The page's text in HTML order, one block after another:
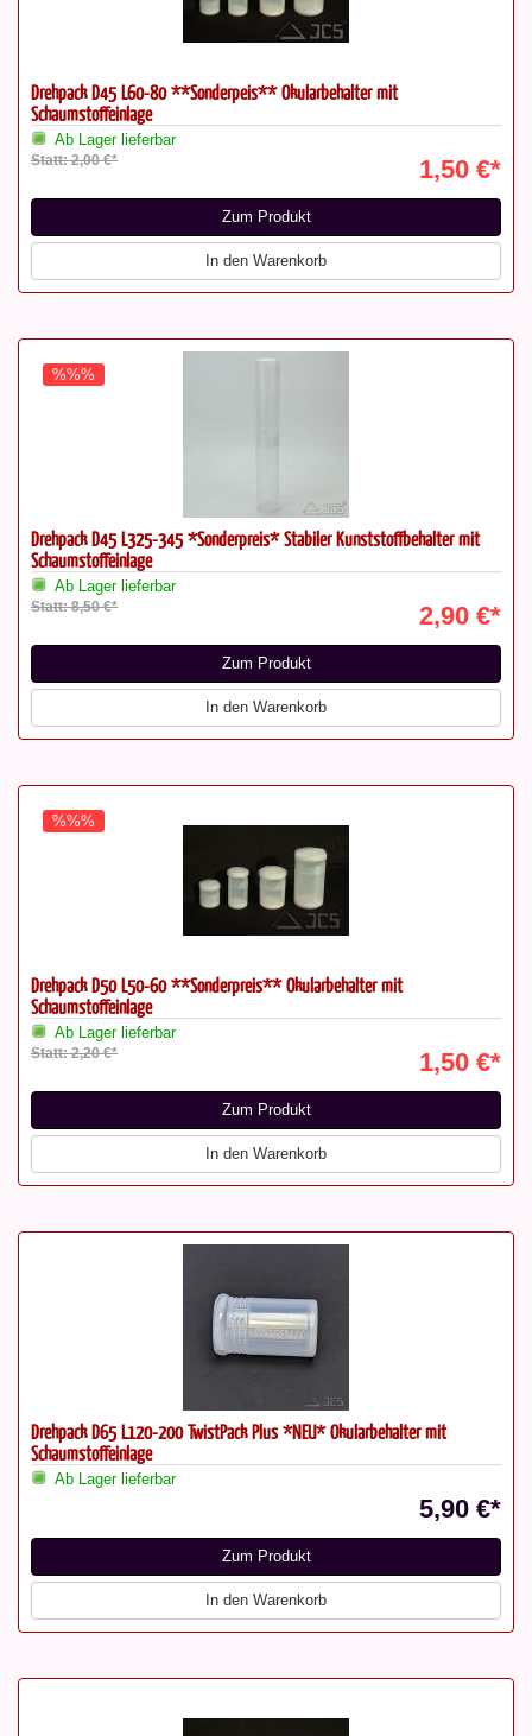
Drehpack D45 L60-80 **Sonderpeis** Okularbehälter mit
Schaumstoffeinlage
Ab Lager lieferbar
Statt: 2,00 €* 1,50 €*
Zum Produkt
In den Warenkorb
%%%
Drehpack D45 L325-345 *Sonderpreis* Stabiler Kunststoffbehälter mit
Schaumstoffeinlage
Ab Lager lieferbar
Statt: 8,50 €* 2,90 €*
Zum Produkt
In den Warenkorb
%%%
Drehpack D50 L50-60 **Sonderpreis** Okularbehälter mit
Schaumstoffeinlage
Ab Lager lieferbar
Statt: 2,20 €* 1,50 €*
Zum Produkt
In den Warenkorb
Drehpack D65 L120-200 TwistPack Plus *NEU* Okularbehälter mit
Schaumstoffeinlage
Ab Lager lieferbar
5,90 €*
Zum Produkt
In den Warenkorb